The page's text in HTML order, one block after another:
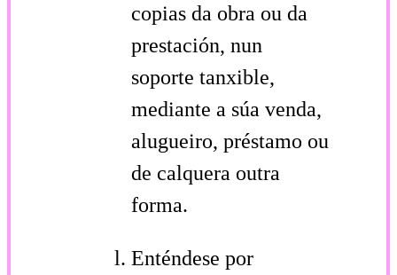
copias da obra ou da
prestación, nun
soporte tanxible,
mediante a súa venda,
alugueiro, préstamo ou
de calquera outra
forma.
Enténdese por